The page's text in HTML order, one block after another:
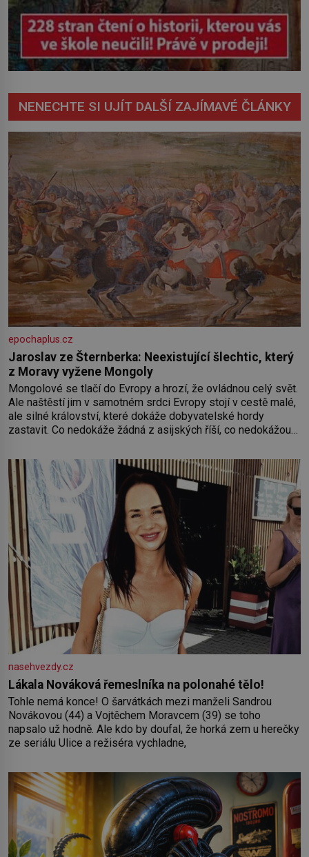
NENECHTE SI UJÍT DALŠÍ ZAJÍMAVÉ ČLÁNKY
epochaplus.cz
Jaroslav ze Šternberka: Neexistující šlechtic, který
z Moravy vyžene Mongoly
Mongolové se tlačí do Evropy a hrozí, že ovládnou celý svět.
Ale naštěstí jim v samotném srdci Evropy stojí v cestě malé,
ale silné království, které dokáže dobyvatelské hordy
zastavit. Co nedokáže žádná z asijských říší, co nedokážou
od roku 1223 postupují podél Kaspického a Azovského
moře,
nasehvezdy.cz
Lákala Nováková řemeslníka na polonahé tělo!
Tohle nemá konce! O šarvátkách mezi manželi Sandrou
Novákovou (44) a Vojtěchem Moravcem (39) se toho
napsalo už hodně. Ale kdo by doufal, že horká zem u herečky
ze seriálu Ulice a režiséra vychladne,